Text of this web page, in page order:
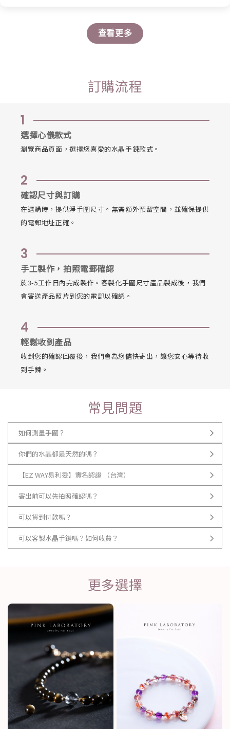
查看更多
訂購流程
1
選擇心儀款式
瀏覽商品頁面，選擇您喜愛的水晶手鍊款式。
2
確認尺寸與訂購
在選購時，提供淨手圍尺寸。無需額外預留空間，並確保提供
的電郵地址正確。
3
手工製作，拍照電郵確認
於3-5工作日內完成製作。客製化手圍尺寸產品製成後，我們
會寄送產品照片到您的電郵以確認。
4
輕鬆收到產品
收到您的確認回覆後，我們會為您儘快寄出，讓您安心等待收
到手鍊。
常見問題
如何測量手圍？
你們的水晶都是天然的嗎？
【EZ WAY易利委】實名認證 （台灣）
寄出前可以先拍照確認嗎？
可以貨到付款嗎？
可以客製水晶手鏈嗎？如何收費？
更多選擇